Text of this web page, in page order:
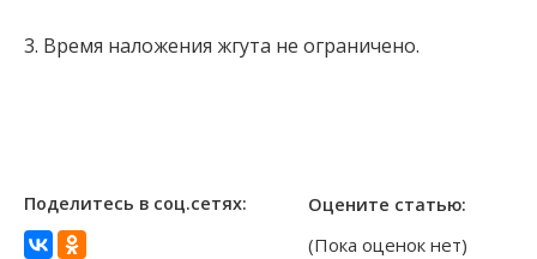
3. Время наложения жгута не ограничено.
Поделитесь в соц.сетях: Оцените статью:
(Пока оценок нет)